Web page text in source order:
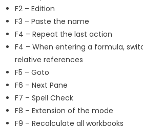
F2 – Edition
F3 – Paste the name
F4 – Repeat the last action
F4 – When entering a formula,
relative references
F5 – Goto
F6 – Next Pane
F7 – Spell Check
F8 – Extension of the mode
F9 – Recalculate all workbooks